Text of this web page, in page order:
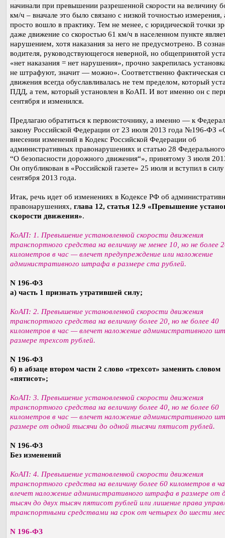
начинали при превышении разрешенной скорости на величину
км/ч – вначале это было связано с низкой точностью
просто вошло в практику. Тем не менее, с юридической точки
даже движение со скоростью 61 км/ч в населенном пункте
нарушением, хотя наказания за него не предусмотрено. В
водителя, руководствующегося неверной, но общепринятой
«нет наказания = нет нарушения», прочно закрепилась
не штрафуют, значит — можно». Соответственно фактическая
движения всегда обуславливалась не тем пределом, который
ПДД, а тем, который установлен в КоАП. И вот именно он с
сентября и изменился.
Предлагаю обратиться к первоисточнику, а именно — к
закону Российской Федерации от 23 июля 2013 года №196-ФЗ
внесении изменений в Кодекс Российской Федерации об
административных правонарушениях и статью 28 Федерального
“О безопасности дорожного движения“», принятому 3 июля
Он опубликован в «Российской газете» 25 июля и вступил в
сентября 2013 года.
Итак, речь идет об изменениях в Кодексе РФ об
правонарушениях, глава 12, статья 12.9 «Превышение
скорости движения».
КоАП: 1. Превышение установленной скорости движения
транспортного средства на величину не менее 10, но не более
километров в час — влечет предупреждение или наложение
административного штрафа в размере ста рублей.
N 196-ФЗ
а) часть 1 признать утратившей силу;
КоАП: 2. Превышение установленной скорости движения
транспортного средства на величину более 20, но не более 40
километров в час — влечет наложение административного
размере трехсот рублей.
N 196-ФЗ
б) в абзаце втором части 2 слово «трехсот» заменить словом
«пятисот»;
КоАП: 3. Превышение установленной скорости движения
транспортного средства на величину более 40, но не более 60
километров в час — влечет наложение административного
размере от одной тысячи до одной тысячи пятисот рублей.
N 196-ФЗ
Без изменений
КоАП: 4. Превышение установленной скорости движения
транспортного средства на величину более 60 километров в
влечет наложение административного штрафа в размере от
тысяч до двух тысяч пятисот рублей или лишение права
транспортными средствами на срок от четырех до шести
N 196-ФЗ